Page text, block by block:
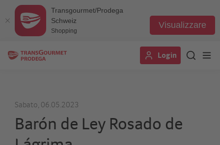
Transgourmet/Prodega
Schweiz
Shopping
Visualizzare
Login
Sabato, 06.05.2023
Barón de Ley Rosado de